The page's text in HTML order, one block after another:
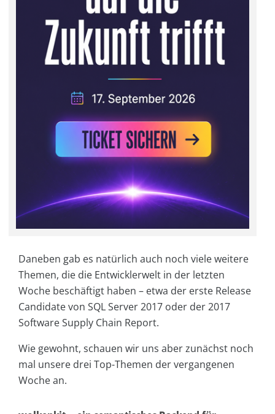
Daneben gab es natürlich auch noch viele weitere
Themen, die die Entwicklerwelt in der letzten
Woche beschäftigt haben – etwa der erste Release
Candidate von SQL Server 2017 oder der 2017
Software Supply Chain Report.
Wie gewohnt, schauen wir uns aber zunächst noch
mal unsere drei Top-Themen der vergangenen
Woche an.